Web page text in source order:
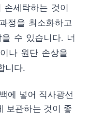
손세탁하는 것이
정을 최소화하고
수 있습니다. 너
나 원단 손상을
니다.
에 넣어 직사광선
보관하는 것이 좋